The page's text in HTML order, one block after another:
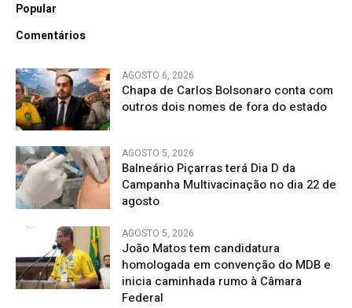
Popular
Comentários
AGOSTO 6, 2026
Chapa de Carlos Bolsonaro conta com
outros dois nomes de fora do estado
AGOSTO 5, 2026
Balneário Piçarras terá Dia D da
Campanha Multivacinação no dia 22 de
agosto
AGOSTO 5, 2026
João Matos tem candidatura
homologada em convenção do MDB e
inicia caminhada rumo à Câmara
Federal